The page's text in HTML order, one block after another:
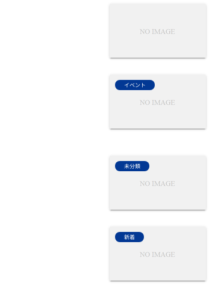
イベント
未分類
新着